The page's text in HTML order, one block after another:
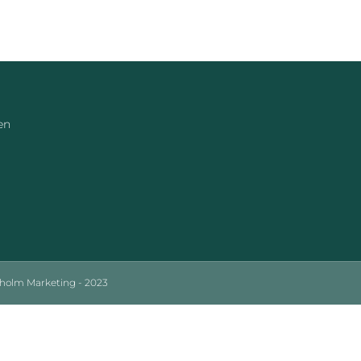
Marketing - 2023